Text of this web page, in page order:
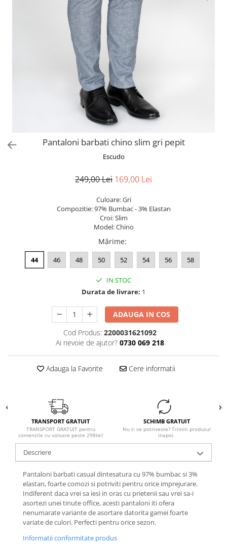
Pantaloni barbati chino slim gri pepit
Escudo
249,00 Lei 169,00 Lei
Culoare: Gri
Compozitie: 97% Bumbac - 3% Elastan
Croi: Slim
Model: Chino
Mărime:
44 46 48 50 52 54 56 58
IN STOC
Durata de livrare: 1
ADAUGA IN COS
Cod Produs: 2200031621092
Ai nevoie de ajutor? 0730 069 218
Adauga la Favorite Cere informatii
TRANSPORT GRATUIT
TRANSPORT GRATUIT pentru
comenzile cu valoare peste 298lei!
SCHIMB GRATUIT
Nu ti se potriveste? Trimiti produsul
inapoi.
Descriere
Pantaloni barbati casual dintesatura cu 97% bumbac si 3%
elastan, foarte comozi si potriviti pentru orice imprejurare.
Indiferent daca vrei sa iesi in oras cu prietenii sau vrei sa-i
asortezi unei tinute office, acesti pantaloni iti ofera
nenumarate variante de asortare datorita gamei foarte
variate de culori. Perfecti pentru orice sezon.
Informatii conformitate produs